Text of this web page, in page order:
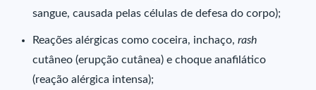
sangue, causada pelas células de defesa do corpo);
Reações alérgicas como coceira, inchaço, rash
cutâneo (erupção cutânea) e choque anafilático
(reação alérgica intensa);